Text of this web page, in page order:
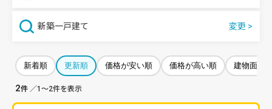
新築一戸建て
新着順 更新順 価格が安い順 価格が高い順 建物面積
2件 ／1～2件を表示